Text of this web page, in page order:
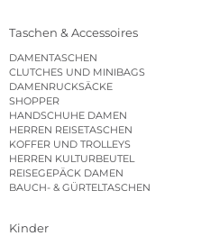
Taschen & Accessoires
DAMENTASCHEN
CLUTCHES UND MINIBAGS
DAMENRUCKSÄCKE
SHOPPER
HANDSCHUHE DAMEN
HERREN REISETASCHEN
KOFFER UND TROLLEYS
HERREN KULTURBEUTEL
REISEGEPÄCK DAMEN
BAUCH- & GÜRTELTASCHEN
Kinder